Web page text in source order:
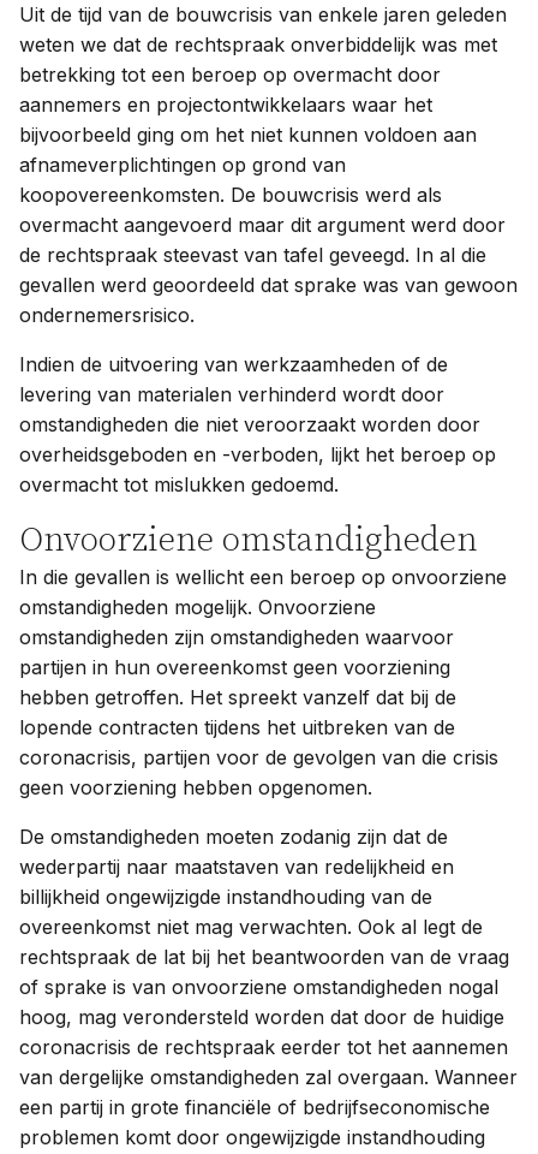
Uit de tijd van de bouwcrisis van enkele jaren geleden
weten we dat de rechtspraak onverbiddelijk was met
betrekking tot een beroep op overmacht door
aannemers en projectontwikkelaars waar het
bijvoorbeeld ging om het niet kunnen voldoen aan
afnameverplichtingen op grond van
koopovereenkomsten. De bouwcrisis werd als
overmacht aangevoerd maar dit argument werd door
de rechtspraak steevast van tafel geveegd. In al die
gevallen werd geoordeeld dat sprake was van gewoon
ondernemersrisico.
Indien de uitvoering van werkzaamheden of de
levering van materialen verhinderd wordt door
omstandigheden die niet veroorzaakt worden door
overheidsgeboden en -verboden, lijkt het beroep op
overmacht tot mislukken gedoemd.
Onvoorziene omstandigheden
In die gevallen is wellicht een beroep op onvoorziene
omstandigheden mogelijk. Onvoorziene
omstandigheden zijn omstandigheden waarvoor
partijen in hun overeenkomst geen voorziening
hebben getroffen. Het spreekt vanzelf dat bij de
lopende contracten tijdens het uitbreken van de
coronacrisis, partijen voor de gevolgen van die crisis
geen voorziening hebben opgenomen.
De omstandigheden moeten zodanig zijn dat de
wederpartij naar maatstaven van redelijkheid en
billijkheid ongewijzigde instandhouding van de
overeenkomst niet mag verwachten. Ook al legt de
rechtspraak de lat bij het beantwoorden van de vraag
of sprake is van onvoorziene omstandigheden nogal
hoog, mag verondersteld worden dat door de huidige
coronacrisis de rechtspraak eerder tot het aannemen
van dergelijke omstandigheden zal overgaan. Wanneer
een partij in grote financiële of bedrijfseconomische
problemen komt door ongewijzigde instandhouding